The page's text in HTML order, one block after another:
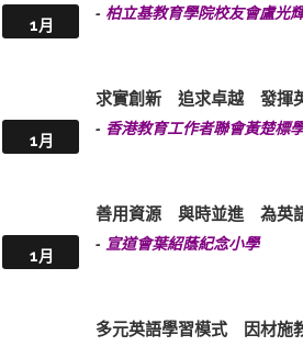
1月
- 柏立基教育學院校友會盧光
1月
求實創新 追求卓越 發揮
- 香港教育工作者聯會黃楚標
1月
善用資源 與時並進 為英
- 宣道會葉紹蔭紀念小學
多元英語學習模式 因材